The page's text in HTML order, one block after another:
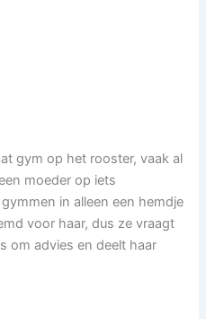
gym op het rooster, vaak al
moeder op iets
in alleen een hemdje
voor haar, dus ze vraagt
om advies en deelt haar